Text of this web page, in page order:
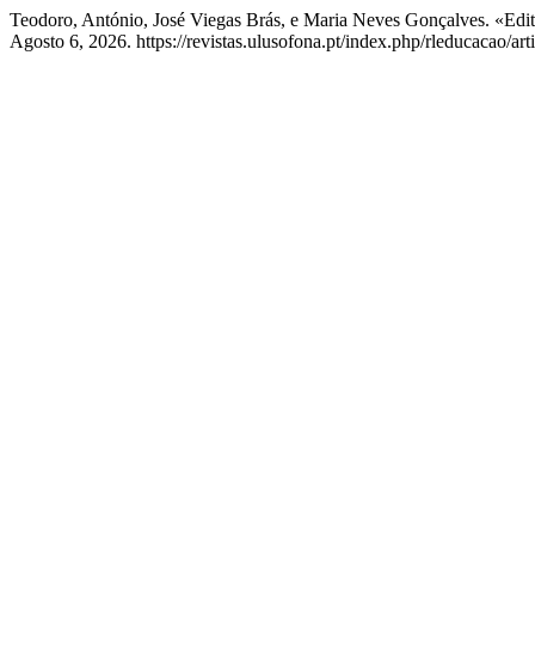
Teodoro, António, José Viegas Brás, e Maria Neves Gonçalves.
Agosto 6, 2026. https://revistas.ulusofona.pt/index.php/rleducacao/